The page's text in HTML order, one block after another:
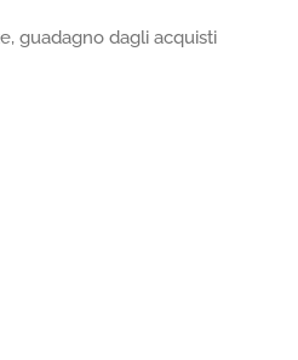
guadagno dagli acquisti